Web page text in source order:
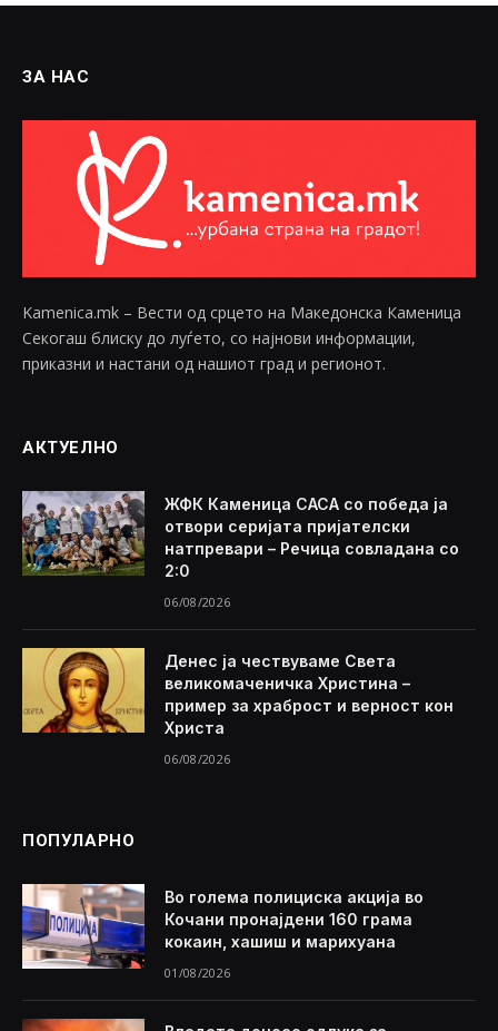
ЗА НАС
Kamenica.mk – Вести од срцето на Македонска Каменица
Секогаш блиску до луѓето, со најнови информации,
приказни и настани од нашиот град и регионот.
АКТУЕЛНО
ЖФК Каменица САСА со победа ја
отвори серијата пријателски
натпревари – Речица совладана со
2:0
06/08/2026
Денес ја чествуваме Света
великомаченичка Христина –
пример за храброст и верност кон
Христа
06/08/2026
ПОПУЛАРНО
Во голема полициска акција во
Кочани пронајдени 160 грама
кокаин, хашиш и марихуана
01/08/2026